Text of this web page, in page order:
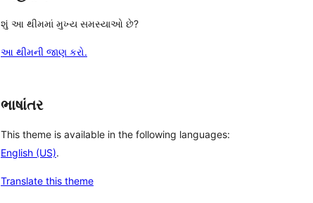
શું આ થીમમાં મુખ્ય સમસ્યાઓ છે?
આ થીમની જાણ કરો.
ભાષાંતર
This theme is available in the following languages:
English (US).
Translate this theme